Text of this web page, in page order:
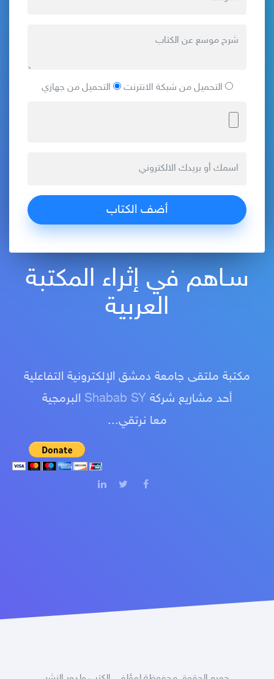
التحميل من شبكة الانترنت التحميل من جهازي
سـاهم في إثراء المكتبة
العربية
مكتبة ملتقى جامعة دمشق الإلكترونية التفاعلية
أحد مشاريع شركة Shabab SY البرمجية
معا نرتقي...